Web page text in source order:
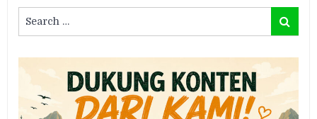
for:
Search